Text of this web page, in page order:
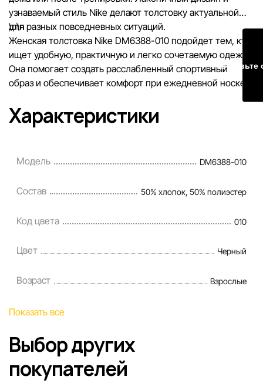
узнаваемый стиль Nike делают толстовку актуальной
для разных повседневных ситуаций.
\n\n
Женская толстовка Nike DM6388-010 подойдет тем, кто
ищет удобную, практичную и легко сочетаемую одежду.
Она помогает создать расслабленный спортивный
образ и обеспечивает комфорт при ежедневной носке.
Характеристики
Модель DM6388-010
Состав 50% хлопок, 50% полиэстер
Код цвета 010
Цвет Черный
Возраст Взрослые
Показать все
Выбор других
покупателей
Оставьте